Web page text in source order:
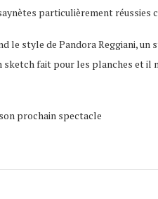
particulièrement réussies
le style de Pandora Reggiani,
fait pour les planches et il
prochain spectacle